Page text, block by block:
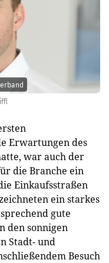
Erwartungen des
war auch der
die Branche ein
Einkaufsstraßen
ein starkes
gute
den sonnigen
Stadt- und
Besuch